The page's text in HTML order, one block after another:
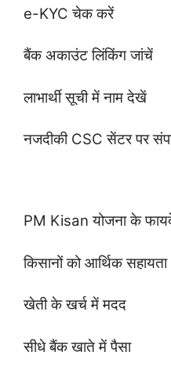
e-KYC चेक करें
बैंक अकाउंट लिंकिंग जांचें
लाभार्थी सूची में नाम देखें
नजदीकी CSC सेंटर पर
PM Kisan योजना के
किसानों को आर्थिक सहायता
खेती के खर्च में मदद
सीधे बैंक खाते में पैसा